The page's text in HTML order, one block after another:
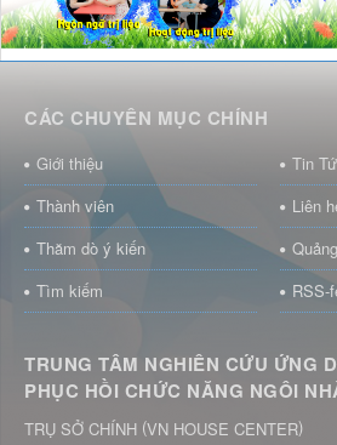
CÁC CHUYÊN MỤC CHÍNH
Giới thiệu
Tin
Thành viên
Liên
Thăm dò ý kiến
Tìm kiếm
RSS-
TRUNG TÂM NGHIÊN CỨU ỨNG
PHỤC HỒI CHỨC NĂNG NGÔI
TRỤ SỞ CHÍNH (VN HOUSE CENTER)